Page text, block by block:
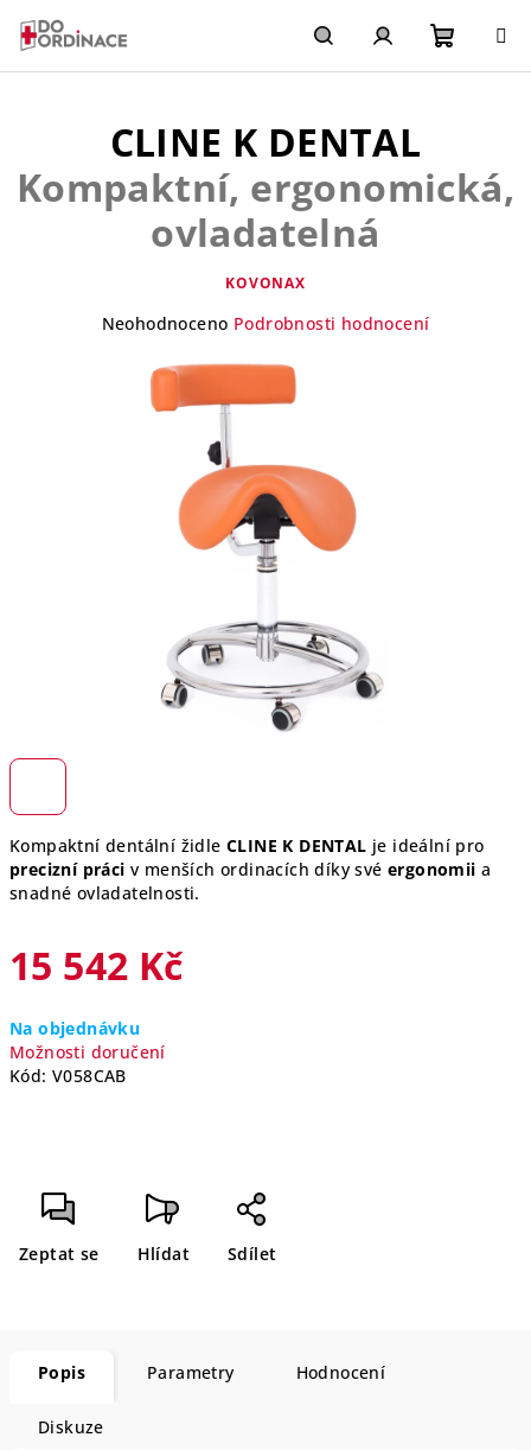
obsah
HledatPřihlášení
Kompaktní dentální židle CLINE K DENTAL je ideální pro
precizní práci v menších ordinacích díky svéergonomii a
snadné ovladatelnosti.
15 542 Kč
cena:
Na objednávku
Možnosti doručení
Kód: V058CAB
Zeptat se Hlídat Sdílet
CLINE K DENTAL
Kompaktní, ergonomická,
ovladatelná
KOVONAX
Průměrné
produktu
hvězdiček.
Neohodnoceno Podrobnosti hodnocení
Popis Parametry Hodnocení
Diskuze